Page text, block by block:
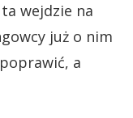
wejdzie na
już o nim
a